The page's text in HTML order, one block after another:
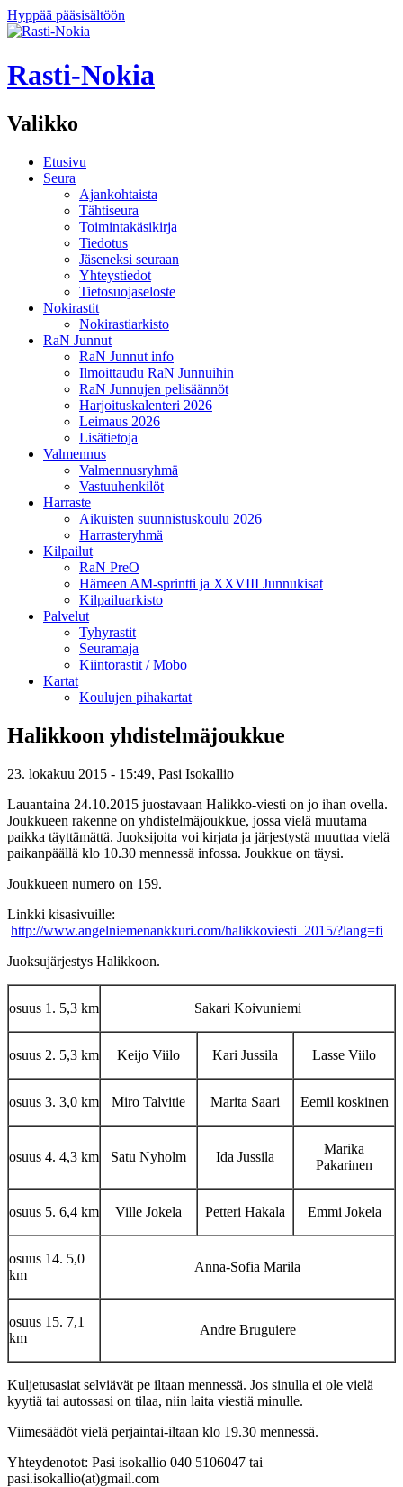
Hyppää pääsisältöön
Rasti-Nokia
Valikko
Etusivu
Seura
Ajankohtaista
Tähtiseura
Toimintakäsikirja
Tiedotus
Jäseneksi seuraan
Yhteystiedot
Tietosuojaseloste
Nokirastit
Nokirastiarkisto
RaN Junnut
RaN Junnut info
Ilmoittaudu RaN Junnuihin
RaN Junnujen pelisäännöt
Harjoituskalenteri 2026
Leimaus 2026
Lisätietoja
Valmennus
Valmennusryhmä
Vastuuhenkilöt
Harraste
Aikuisten suunnistuskoulu 2026
Harrasteryhmä
Kilpailut
RaN PreO
Hämeen AM-sprintti ja XXVIII Junnukisat
Kilpailuarkisto
Palvelut
Tyhyrastit
Seuramaja
Kiintorastit / Mobo
Kartat
Koulujen pihakartat
Halikkoon yhdistelmäjoukkue
23. lokakuu 2015 - 15:49, Pasi Isokallio
Lauantaina 24.10.2015 juostavaan Halikko-viesti on jo ihan ovella.
Joukkueen rakenne on yhdistelmäjoukkue, jossa vielä muutama
paikka täyttämättä. Juoksijoita voi kirjata ja järjestystä muuttaa vielä
paikanpäällä klo 10.30 mennessä infossa. Joukkue on täysi.
Joukkueen numero on 159.
Linkki kisasivuille:
http://www.angelniemenankkuri.com/halikkoviesti_2015/?lang=fi
Juoksujärjestys Halikkoon.
osuus 1. 5,3 km Sakari Koivuniemi
osuus 2. 5,3 km Keijo Viilo Kari Jussila Lasse Viilo
osuus 3. 3,0 km Miro Talvitie Marita Saari Eemil koskinen
osuus 4. 4,3 km Satu Nyholm Ida Jussila
Marika
Pakarinen
osuus 5. 6,4 km Ville Jokela Petteri Hakala Emmi Jokela
osuus 14. 5,0
km
Anna-Sofia Marila
osuus 15. 7,1
km
Andre Bruguiere
Kuljetusasiat selviävät pe iltaan mennessä. Jos sinulla ei ole vielä
kyytiä tai autossasi on tilaa, niin laita viestiä minulle.
Viimesäädöt vielä perjaintai-iltaan klo 19.30 mennessä.
Yhteydenotot: Pasi isokallio 040 5106047 tai
pasi.isokallio(at)gmail.com